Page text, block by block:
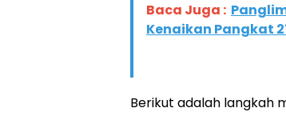
Baca Juga :
Kenaikan Pangkat
​Berikut adalah langkah